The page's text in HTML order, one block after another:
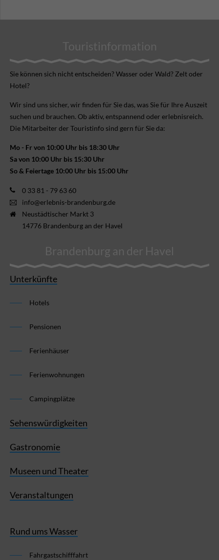
Touristinformation
Sie können sich nicht ent­scheiden? Wasser oder Wald? Zelt oder
Hotel?
Wir sind uns sicher, wir finden für Sie das, was Sie für Ihre Aus­zeit
suchen und brauchen. Ob aktiv, ent­spannend oder erlebnis­reich.
Die Mitarbeiter der Touristinfo sind gern für Sie da:
Mo - Fr von 10:00 Uhr bis 18:30 Uhr
Sa von 10:00 Uhr bis 15:30 Uhr
So & Feiertage 10:00 Uhr bis 15:00 Uhr
0 33 81 - 79 63 60
info@erlebnis-brandenburg.de
Neustädtischer Markt 3
14776 Brandenburg an der Havel
Brandenburg an der Havel
Unterkünfte
Hotels
Pensionen
Ferienhäuser
Ferienwohnungen
Campingplätze
Sehenswürdigkeiten
Gastronomie
Museen und Theater
Veranstaltungen
Rund ums Wasser
Fahrgastschifffahrt